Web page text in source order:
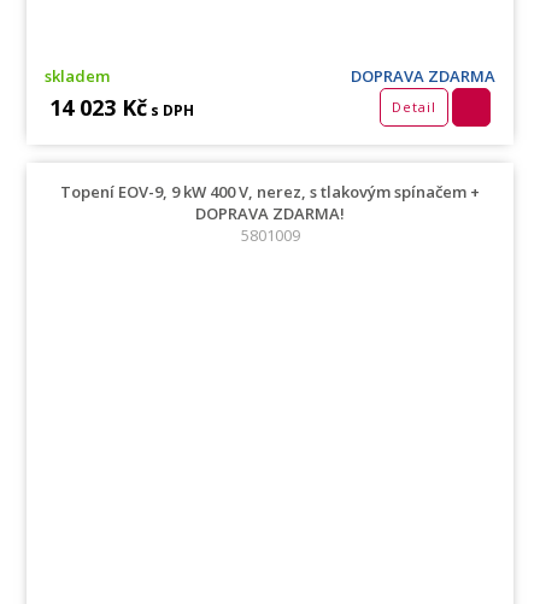
skladem DOPRAVA ZDARMA
14 023 Kč s DPH Detail
Topení EOV-9, 9 kW 400 V, nerez, s tlakovým spínačem +
DOPRAVA ZDARMA!
5801009